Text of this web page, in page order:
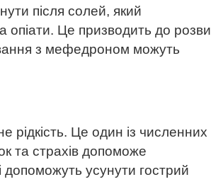
після солей, який
опіати. Це призводить до
з мефедроном можуть
рідкість. Це один із численних
та страхів допоможе
допоможуть усунути гострий